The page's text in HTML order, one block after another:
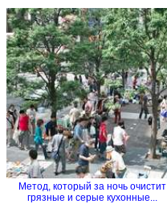
Метод, который за ночь очистит
грязные и серые кухонные...